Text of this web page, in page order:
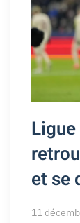
et se
11